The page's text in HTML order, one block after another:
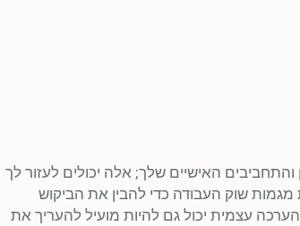
האישיים שלך; אלה יכולים לעזור לך
שוק העבודה כדי להבין את הביקוש
עצמית יכול גם להיות מועיל להעריך את